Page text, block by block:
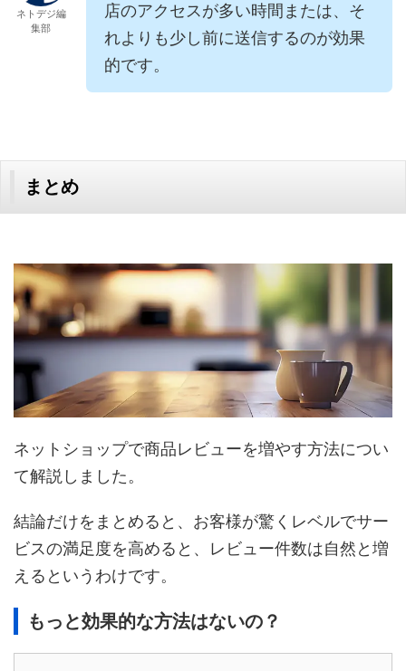
ネトデジ編
集部
店のアクセスが多い時間または、そ
れよりも少し前に送信するのが効果
的です。
まとめ
ネットショップで商品レビューを増やす方法につい
て解説しました。
結論だけをまとめると、お客様が驚くレベルでサー
ビスの満足度を高めると、レビュー件数は自然と増
えるというわけです。
もっと効果的な方法はないの？